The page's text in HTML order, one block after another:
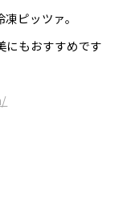
ピッツァ。
にもおすすめです